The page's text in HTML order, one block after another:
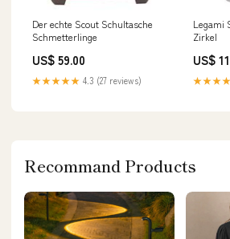
Der echte Scout Schultasche
Schmetterlinge
US$ 59.00
★★★★★ 4.3 (27 reviews)
Legami
Zirkel
US$
Recommand Products